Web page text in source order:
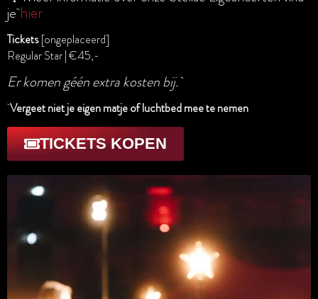
jehier
Tickets[ongeplaceerd]
Regular Star | €45,-
Er komen géén extra kosten bij.
Vergeet niet je eigen matje of luchtbed mee te nemen
TICKETS KOPEN